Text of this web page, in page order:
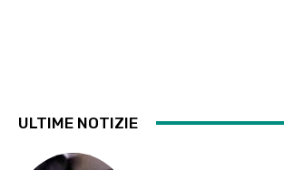
ULTIME NOTIZIE